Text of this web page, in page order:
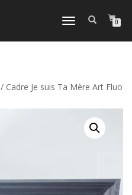
DÉPLIER
NAVIGATION
0
/ Cadre Je suis Ta Mère Art Fluo